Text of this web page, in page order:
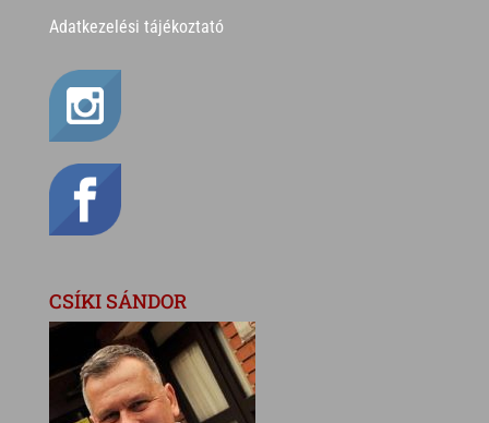
Adatkezelési tájékoztató
CSÍKI SÁNDOR